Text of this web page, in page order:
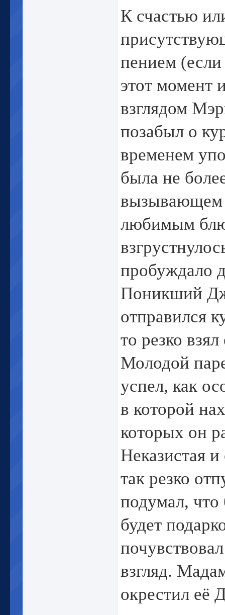
К счастью
пением
этот момент
взглядом
позабыл о
временем
была не
вызывающем
любимым
пробуждало
Поникший
отправился
то резко
Молодой
успел, как
в которой
которых он
Неказистая
так резко
подумал,
будет
взгляд.
окрестил её